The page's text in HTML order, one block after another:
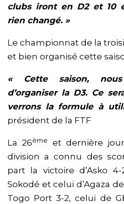
clubs iront en D2 et 10
rien changé. »
Le championnat de la
et bien organisé cette
« Cette saison,
d’organiser la D3. Ce
verrons la formule à
président de la FTF
La 26ème
et dernière
division a connu des
part la victoire d’Asko
Sokodé et celui d’Agaza
Togo Port 3-2, celui de